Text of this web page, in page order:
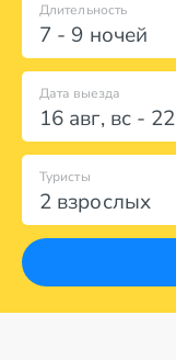
7 - 9 ночей
Длительность
Дата выезда
16 авг, вс-
2 взрослых
Туристы